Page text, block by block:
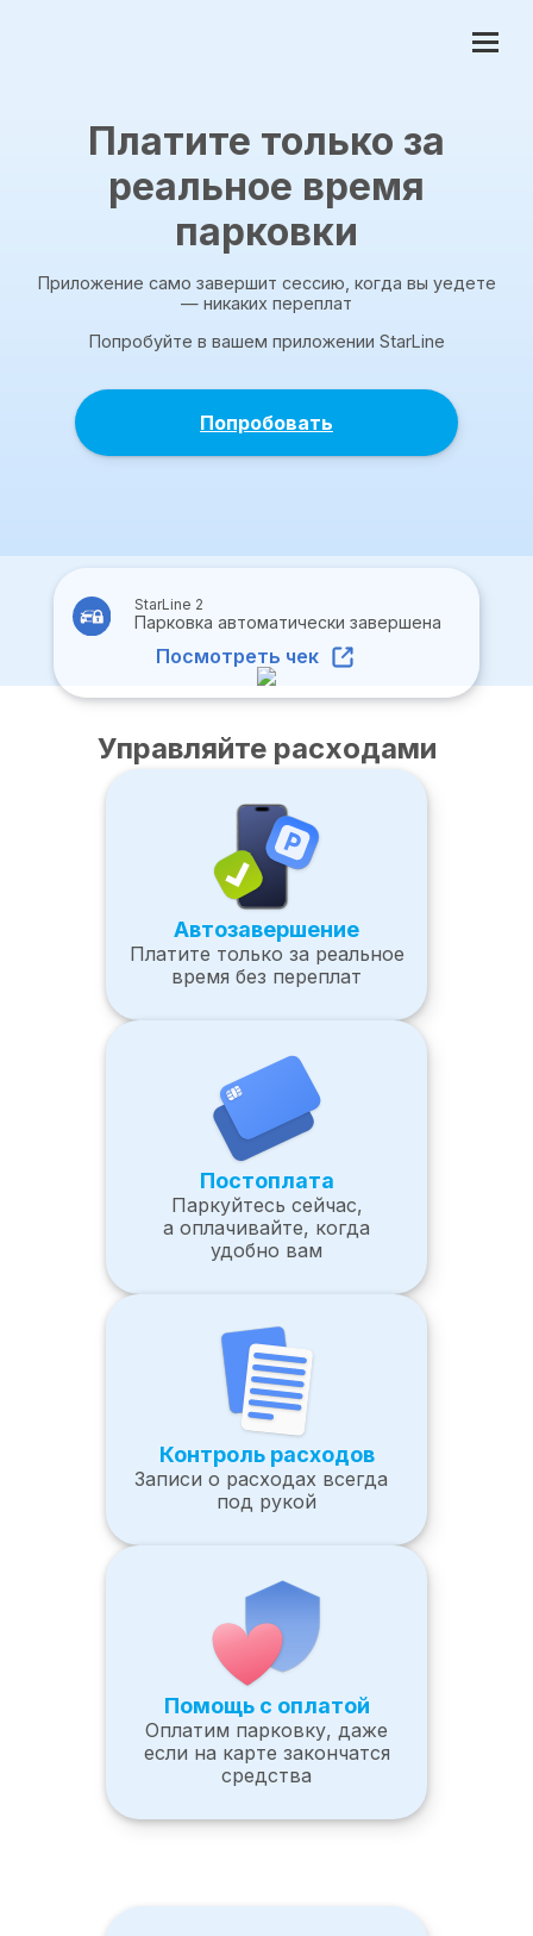
Платите только за
реальное время
парковки
Приложение само завершит сессию, когда вы уедете
— никаких переплат
Попробуйте в вашем приложении StarLine
Попробовать
StarLine 2
Парковка автоматически завершена
Посмотреть чек
Управляйте расходами
Автозавершение
Платите только за реальное
время без переплат
Постоплата
Паркуйтесь сейчас,
а оплачивайте, когда
удобно вам
Контроль расходов
Записи о расходах всегда
под рукой
Помощь с оплатой
Оплатим парковку, даже
если на карте закончатся
средства